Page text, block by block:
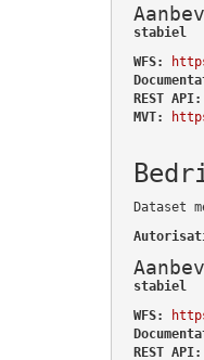
stabiel
WFS:
REST API:
MVT:
Dataset
stabiel
WFS:
REST API: